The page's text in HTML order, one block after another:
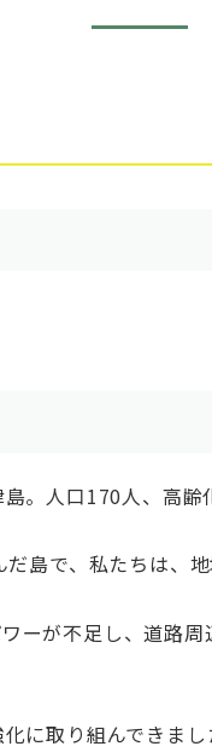
。人口170人、高齢
島で、私たちは、
ーが不足し、道路
に取り組んできま